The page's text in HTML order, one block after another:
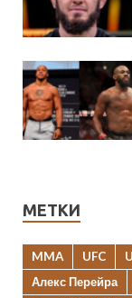
МЕТКИ
MMA UFC
Алекс Перейра